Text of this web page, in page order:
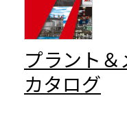
プラント
カタログ